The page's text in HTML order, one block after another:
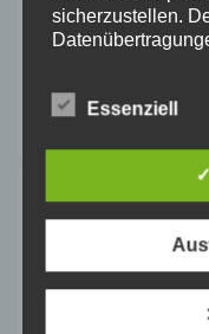
Diese
Spam zu
Forum
sicherzustellen.
diesem Grund
uns zu übermitteln.
Die
Begrifflichkeiten,
Richtlinien- und
Essenziell